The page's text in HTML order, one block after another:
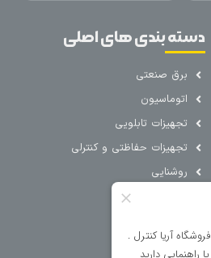
دسته بندی های اصلی
برق صنعتی
اتوماسیون
تجهیزات تابلویی
تجهیزات حفاظتی و کنترلی
روشنایی